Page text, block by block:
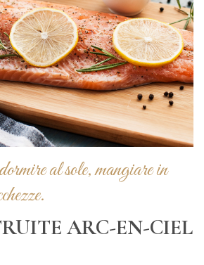
al sole, mangiare in
ARC-EN-CIEL